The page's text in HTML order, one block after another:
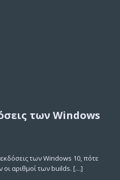
των Windows
εκδόσεις των Windows 10, πότε
οι αριθμοί των builds. […]